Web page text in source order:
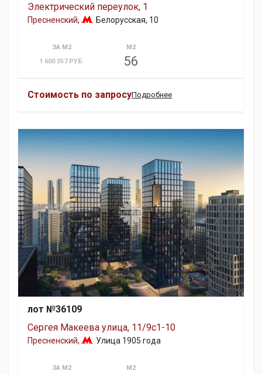
Электрический переулок, 1
Пресненский, Белорусская, 10
ЗА М2
1 600 357 РУБ.
М2
56
Стоимость по запросуПодробнее
лот №36109
Сергея Макеева улица, 11/9с1-10
Пресненский, Улица 1905 года
ЗА М2
М2